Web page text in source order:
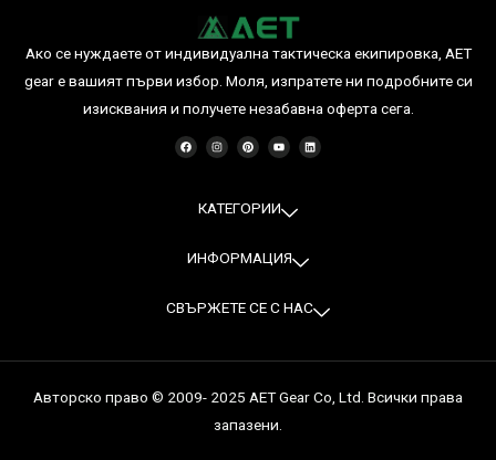
Ако се нуждаете от индивидуална тактическа екипировка, AET
gear е вашият първи избор. Моля, изпратете ни подробните си
изисквания и получете незабавна оферта сега.
F
a
c
I
n
s
r
a
P
i
n
e
s
Y
o
u
e
L
i
n
КАТЕГОРИИ
ИНФОРМАЦИЯ
СВЪРЖЕТЕ СЕ С НАС
Авторско право © 2009- 2025 AET Gear Co, Ltd. Всички права
запазени.